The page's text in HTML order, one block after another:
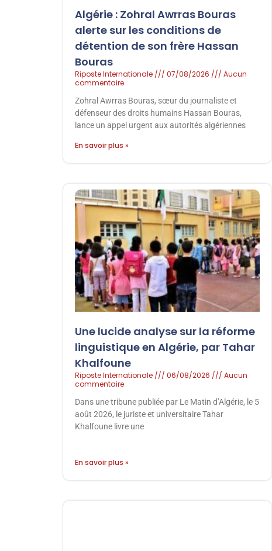
Algérie : Zohral Awrras Bouras
alerte sur les conditions de
détention de son frère Hassan
Bouras
Riposte Internationale 07/08/2026
Aucun
commentaire
Zohral Awrras Bouras, sœur du journaliste et
défenseur des droits humains Hassan Bouras,
lance un appel urgent aux autorités algériennes
En savoir plus »
Une lucide analyse sur la réforme
linguistique en Algérie, par Tahar
Khalfoune
Riposte Internationale 06/08/2026
Aucun
commentaire
Dans une tribune publiée par Le Matin d’Algérie, le 5
août 2026, le juriste et universitaire Tahar
Khalfoune livre une
En savoir plus »